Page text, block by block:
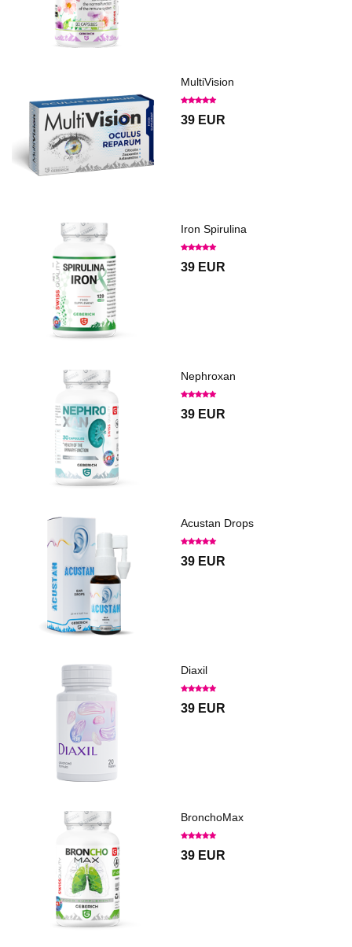
MultiVision
39 EUR
Iron Spirulina
39 EUR
Nephroxan
39 EUR
Acustan Drops
39 EUR
Diaxil
39 EUR
BronchoMax
39 EUR